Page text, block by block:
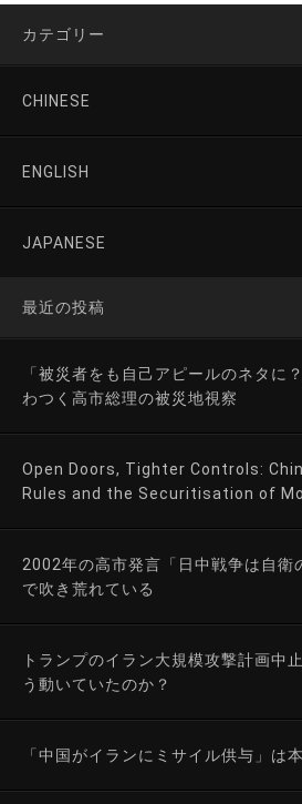
カテゴリー
CHINESE
ENGLISH
JAPANESE
最近の投稿
「被災者をも自己アピールのネタ
わつく高市総理の被災地視察
Open Doors, Tighter Controls:
Rules and the Securitisation of
2002年の高市発言「日中戦争は自衛
で吹き荒れている
トランプのイラン大規模攻撃計画中
う動いていたのか？
「中国がイランにミサイル供与」は